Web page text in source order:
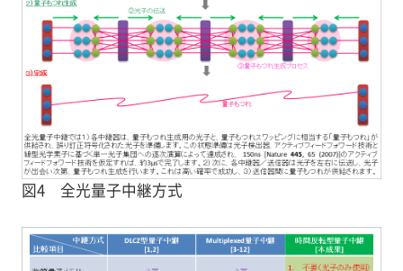
図4 全光量子中継方式